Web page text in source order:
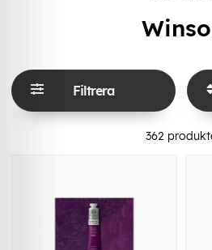
Filtrera
362